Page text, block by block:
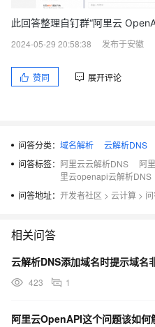
此回答整理自钉群“阿里云
2024-05-29 20:58:38
发布于安徽
赞同 展开评论
问答分类： 域名解析
云解析DNS
问答标签： 阿里云云解析DNS 阿
里云openapi云解析DNS
问答地址： 开发者社区 > 云计算 >
相关问答
云解析DNS添加域名时提示域名
423 1
阿里云OpenAPI这个问题该如何